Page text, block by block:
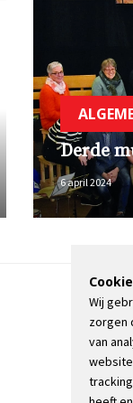
Derde
6 april 2024
Wij
zorgen
van